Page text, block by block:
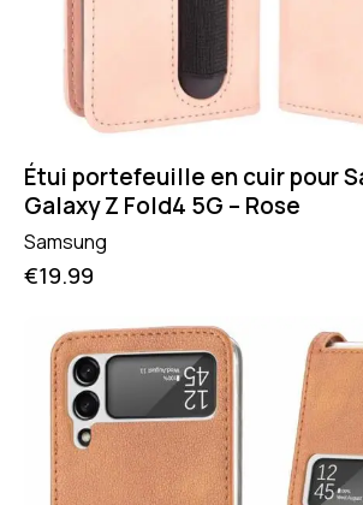
Étui portefeuille en cuir pour
Galaxy Z Fold4 5G – Rose
Samsung
€19.99